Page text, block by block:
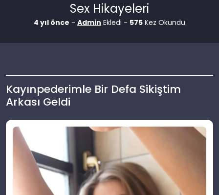
Sex Hikayeleri
4 yıl önce - Admin Ekledi - 575 Kez Okundu
Kayınpederimle Bir Defa Sikiştim
Arkası Geldi